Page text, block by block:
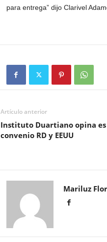
para entrega” dijo Clarivel
Artículo anterior
Instituto Duartiano opina
convenio RD y EEUU
Mariluz